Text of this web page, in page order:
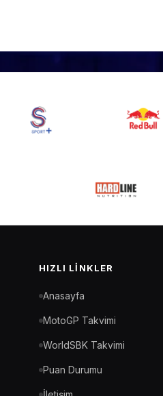
HIZLI LINKLER
Anasayfa
MotoGP Takvimi
WorldSBK Takvimi
Puan Durumu